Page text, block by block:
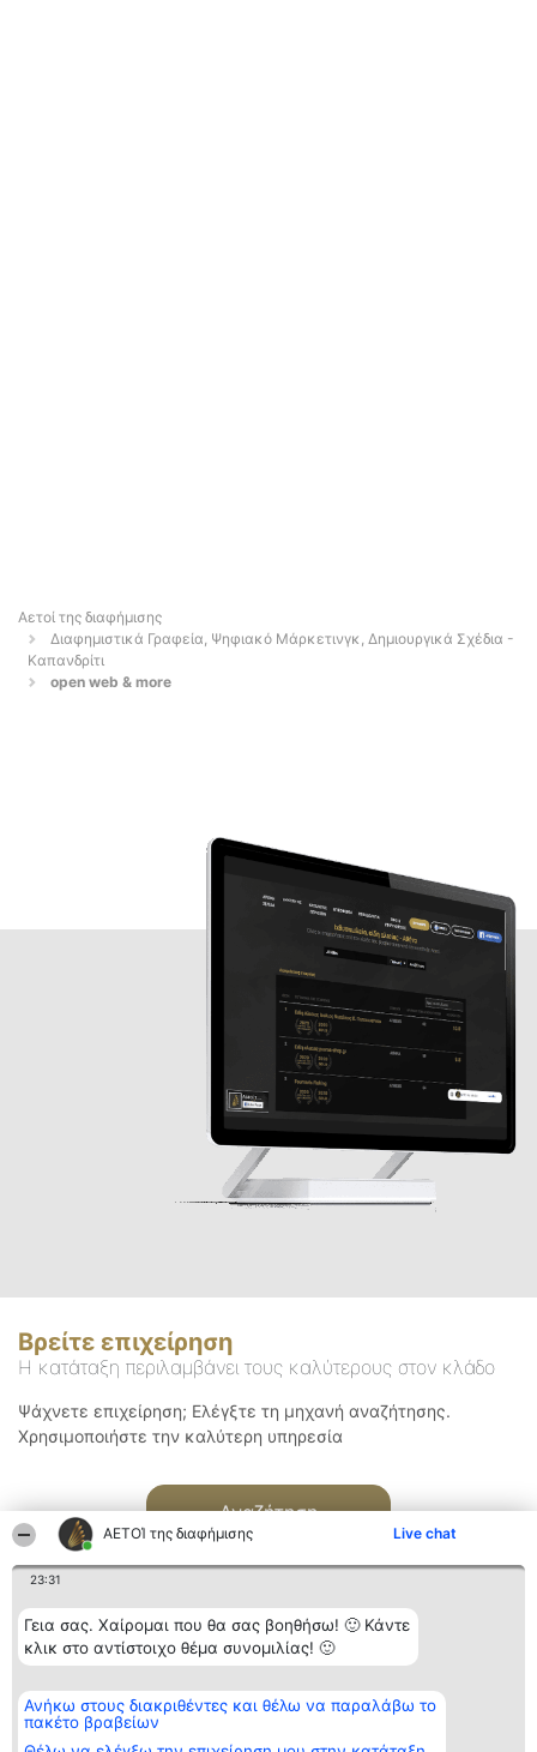
ΑΕΤΟΊ της διαφήμισης Live chat
23:31
Γεια σας. Χαίρομαι που θα σας βοηθήσω! 🙂 Κάντε
κλικ στο αντίστοιχο θέμα συνομιλίας! 🙂
Ανήκω στους διακριθέντες και θέλω να παραλάβω το
πακέτο βραβείων
Αετοί της διαφήμισης
Διαφημιστικά Γραφεία, Ψηφιακό Μάρκετινγκ, Δημιουργικά Σχέδια -
Καπανδρίτι
open web & more
Βρείτε επιχείρηση
Η κατάταξη περιλαμβάνει τους καλύτερους στον κλάδο
Ψάχνετε επιχείρηση; Ελέγξτε τη μηχανή αναζήτησης.
Χρησιμοποιήστε την καλύτερη υπηρεσία
Αναζήτηση
Διοργανωτής της
κατάταξης
BEAUTIFUL COMPANY
Κατάταξη
Διακριθέντες
των
Επικοινωνία
Επικοινωνία